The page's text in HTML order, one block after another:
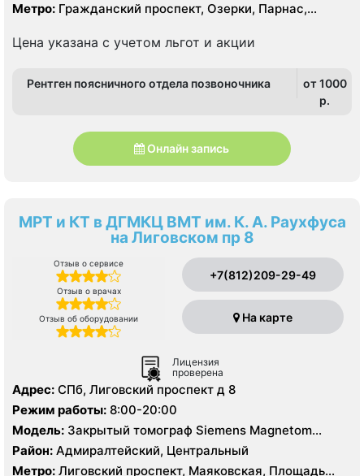
область, Приморский
Метро: Гражданский проспект, Озерки, Парнас,
Цена указана с учетом льгот и акции
Рентген поясничного отдела позвоночника
от 1000
p.
Онлайн запись
МРТ и КТ в ДГМКЦ ВМТ им. К. А. Раухфуса
на Лиговском пр 8
Отзыв о сервисе
Отзыв о врачах
Отзыв об оборудовании
+7(812)209-29-49
На карте
Лицензия
проверена
Адрес: СПб, Лиговский проспект д 8
Режим работы: 8:00-20:00
Модель: Закрытый томограф Siemens Magnetom
Essenza 1.5 Тесла, КТ Siemens Somatom Emotion 16
срезов
Район: Адмиралтейский, Центральный
Метро: Лиговский проспект, Маяковская, Площадь